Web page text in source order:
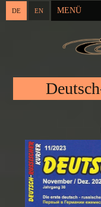
DE EN MENÜ